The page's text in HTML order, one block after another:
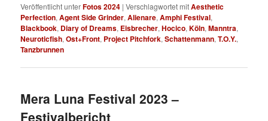
Veröffentlicht unterFotos 2024 |Verschlagwortet mitAesthetic
Perfection,Agent Side Grinder,Alienare,Amphi Festival,
Blackbook, Diary of Dreams, Eisbrecher,Hocico,Köln,Manntra,
Neuroticfish,Ost+Front, Project Pitchfork,Schattenmann,T.O.Y.,
Tanzbrunnen
Mera Luna Festival 2023 –
Festivalbericht